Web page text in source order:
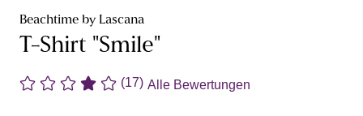
Beachtime by Lascana
T-Shirt "Smile"
(17) Alle Bewertungen